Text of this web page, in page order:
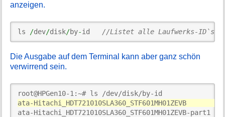
anzeigen.
ls /dev/disk/by-id //Listet alle Laufwerks-ID`s
Die Ausgabe auf dem Terminal kann aber ganz schön
verwirrend sein.
ata-
ata-